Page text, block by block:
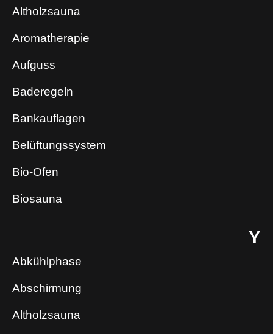
Altholzsauna
Aromatherapie
Aufguss
Baderegeln
Bankauflagen
Belüftungssystem
Bio-Ofen
Biosauna
Y
Abkühlphase
Abschirmung
Altholzsauna